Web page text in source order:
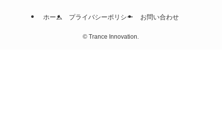
ホーム プライバシーポリシー お問い合わせ
© Trance Innovation.